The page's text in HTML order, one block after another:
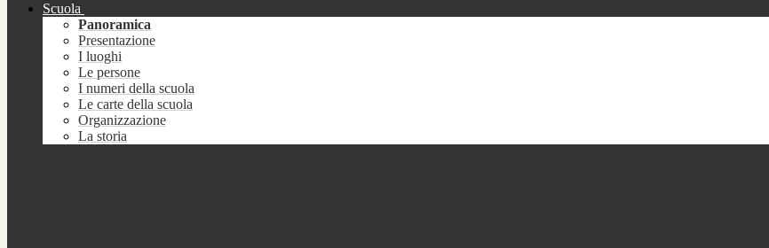
Scuola
Panoramica
Presentazione
I luoghi
Le persone
I numeri della scuola
Le carte della scuola
Organizzazione
La storia